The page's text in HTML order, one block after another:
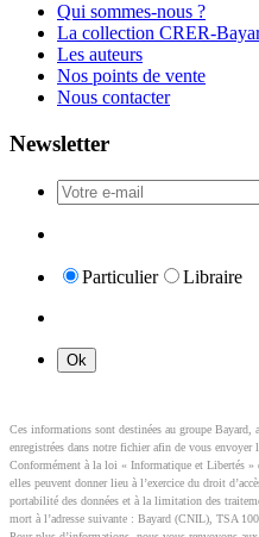
Qui sommes-nous ?
La collection CRER-
Les auteurs
Nos points de vente
Nous contacter
Newsletter
Particulier Libraire
Ces informations sont destinées au groupe
enregistrées dans notre fichier afin de vous envoyer
Conformément à la loi « Informatique et Libertés
elles peuvent donner lieu à l’exercice du droit
portabilité des données et à la limitation des
mort à l’adresse suivante : Bayard (CNIL), TSA